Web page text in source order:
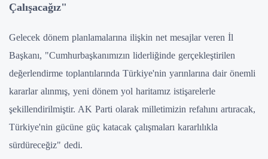
Çalışacağız"
Gelecek dönem planlamalarına ilişkin net mesajlar veren İl
Başkanı, "Cumhurbaşkanımızın liderliğinde gerçekleştirilen
değerlendirme toplantılarında Türkiye'nin yarınlarına dair önemli
kararlar alınmış, yeni dönem yol haritamız istişarelerle
şekillendirilmiştir. AK Parti olarak milletimizin refahını artıracak,
Türkiye'nin gücüne güç katacak çalışmaları kararlılıkla
sürdüreceğiz" dedi.